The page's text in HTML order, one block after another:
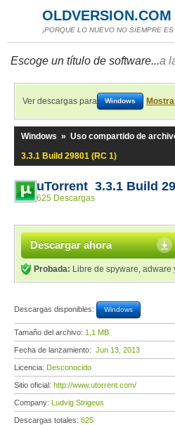
OLDVERSION.COM
¡PORQUE LO NUEVO NO SIEMPRE
Escoge un título de software...a
Ver descargas para Windows
Windows » Uso compartido de
3.3.1 Build 29801 (RC 1)
uTorrent 3.3.1 Build
625 Descargas
Descargar ahora
Probada: Libre de spyware, adware
Descargas disponibles: Windows
Tamaño del archivo: 1,1 MB
Fecha de lanzamiento: Jun 13, 2013
Licencia: Desconocido
Sitio oficial: http://www.utorrent.com/
Company: Ludvig Strigeus
Descargas totales: 625